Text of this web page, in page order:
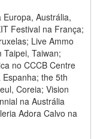
Austrália,
Festival na França;
Live Ammo
Taiwan;
no CCCB Centre
the 5th
Coreia; Vision
na Austrália
Adora Calvo na